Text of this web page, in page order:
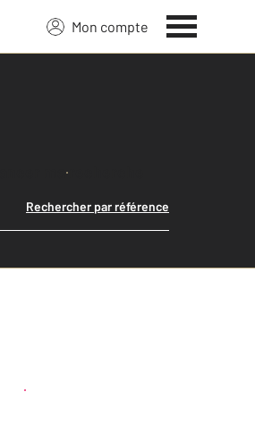
Mon compte
Lancer ma recherche
Rechercher par référence
Créer une alerte